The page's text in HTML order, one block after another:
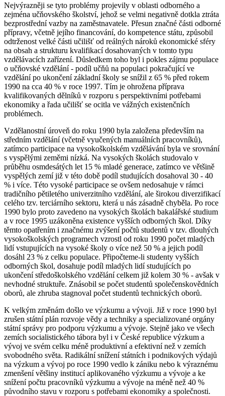
Nejvýrazněji se tyto problémy projevily v oblasti odborného a
zejména učňovského školství, jehož se velmi negativně dotkla ztráta
bezprostřední vazby na zaměstnavatele. Přesun značné části odborné
přípravy, včetně jejího financování, do kompetence státu, způsobil
odtrženost velké části učilišť od reálných nároků ekonomické sféry
na obsah a strukturu kvalifikací dosahovaných v tomto typu
vzdělávacích zařízení. Důsledkem toho byl i pokles zájmu populace
o učňovské vzdělání - podíl učňů na populaci pokračující ve
vzdělání po ukončení základní školy se snížil z 65 % před rokem
1990 na cca 40 % v roce 1997. Tím je ohrožena příprava
kvalifikovaných dělníků v rozporu s perspektivními potřebami
ekonomiky a řada učilišť se ocitla ve vážných existenčních
problémech.
Vzdělanostní úroveň do roku 1990 byla založena především na
středním vzdělání (včetně vyučených manuálních pracovníků),
zatímco participace na vysokoškolském vzdělávání byla ve srovnání
s vyspělými zeměmi nízká. Na vysokých školách studovalo v
průběhu osmdesátých let 15 % mladé generace, zatímco ve většině
vyspělých zemí již v této době podíl studujících dosahoval 30 - 40
% i více. Této vysoké participace se ovšem nedosahuje v rámci
tradičního pětiletého univerzitního vzdělání, ale širokou diverzifikací
celého tzv. terciárního sektoru, která u nás zásadně chyběla. Po roce
1990 bylo proto zavedeno na vysokých školách bakalářské studium
a v roce 1995 uzákoněna existence vyšších odborných škol. Díky
těmto opatřením i značnému zvýšení počtů studentů v tzv. dlouhých
vysokoškolských programech vzrostl od roku 1990 počet mladých
lidí vstupujících na vysoké školy o více než 50 % a jejich podíl
dosáhl 23 % z celku populace. Připočteme-li studenty vyšších
odborných škol, dosahuje podíl mladých lidí studujících po
ukončení středoškolského vzdělání celkem již kolem 30 % - avšak v
nevhodné struktuře. Znásobil se počet studentů společenskovědních
oborů, ale zhruba stagnoval počet studentů technických oborů.
K velkým změnám došlo ve výzkumu a vývoji. Již v roce 1990 byl
zrušen státní plán rozvoje vědy a techniky a specializované orgány
státní správy pro podporu výzkumu a vývoje. Stejně jako ve všech
zemích socialistického tábora byl i v České republice výzkum a
vývoj ve svém celku méně produktivní a efektivní než v zemích
svobodného světa. Radikální snížení státních i podnikových výdajů
na výzkum a vývoj po roce 1990 vedlo k zániku nebo k výraznému
zmenšení většiny institucí aplikovaného výzkumu a vývoje a ke
snížení počtu pracovníků výzkumu a vývoje na méně než 40 %
původního stavu v rozporu s potřebami ekonomiky a společnosti.